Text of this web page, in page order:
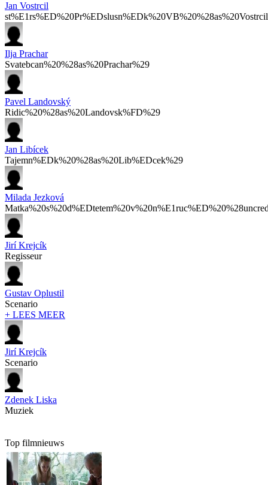
Jan Vostrcil
Ilja Prachar
Svatebcan%20%28as%20Prachar%29
Pavel Landovský
Ridic%20%28as%20Landovsk%FD%29
Jan Libícek
Tajemn%EDk%20%28as%20Lib%EDcek%29
Milada Jezková
Jirí Krejcík
Regisseur
Gustav Oplustil
Scenario
+ LEES MEER
Jirí Krejcík
Scenario
Zdenek Liska
Muziek
Top filmnieuws